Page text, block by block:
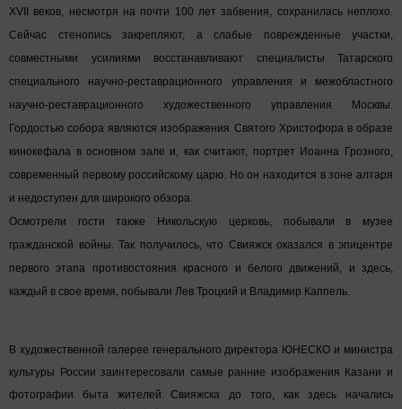
XVII веков, несмотря на почти 100 лет забвения, сохранилась неплохо.
Сейчас стенопись закрепляют, а слабые поврежденные участки,
совместными усилиями восстанавливают специалисты Татарского
специального научно-реставрационного управления и межобластного
научно-реставрационного художественного управления Москвы.
Гордостью собора являются изображения Святого Христофора в образе
кинокефала в основном зале и, как считают, портрет Иоанна Грозного,
современный первому российскому царю. Но он находится в зоне алтаря
и недоступен для широкого обзора.
Осмотрели гости также Никольскую церковь, побывали в музее
гражданской войны. Так получилось, что Свияжск оказался в эпицентре
первого этапа противостояния красного и белого движений, и здесь,
каждый в свое время, побывали Лев Троцкий и Владимир Каппель.
В художественной галерее генерального директора ЮНЕСКО и министра
культуры России заинтересовали самые ранние изображения Казани и
фотографии быта жителей Свияжска до того, как здесь начались